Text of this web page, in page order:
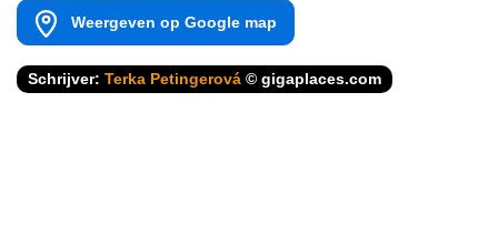
Weergeven op Google map
Schrijver: Terka Petingerová © gigaplaces.com